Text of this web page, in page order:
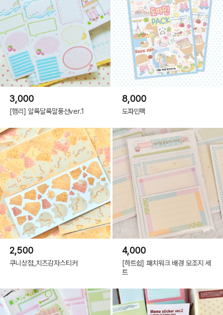
3,000
[햄리] 알록달록말풍선ver.1
8,000
도파민팩
2,500
쿠니상점_치즈감자스티커
4,000
[하트쉽] 패치워크 배경 모조지 세
트